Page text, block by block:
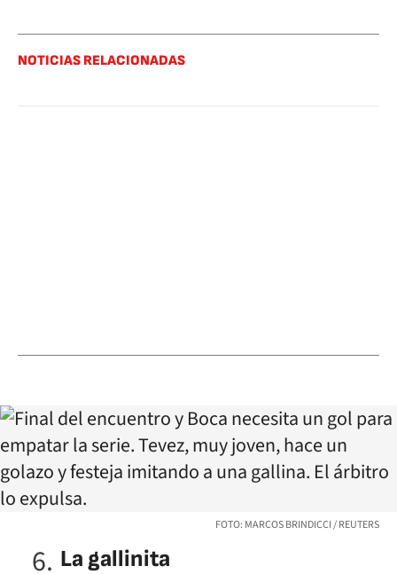
NOTICIAS RELACIONADAS
La gallinita
FOTO: MARCOS BRINDICCI / REUTERS